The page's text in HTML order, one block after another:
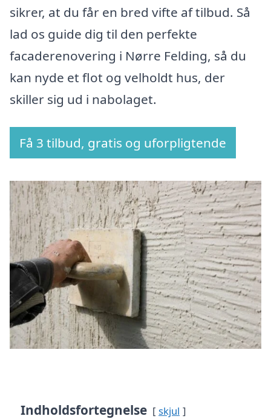
sikrer, at du får en bred vifte af tilbud. Så
lad os guide dig til den perfekte
facaderenovering i Nørre Felding, så du
kan nyde et flot og velholdt hus, der
skiller sig ud i nabolaget.
Få 3 tilbud, gratis og uforpligtende
Indholdsfortegnelse skjul